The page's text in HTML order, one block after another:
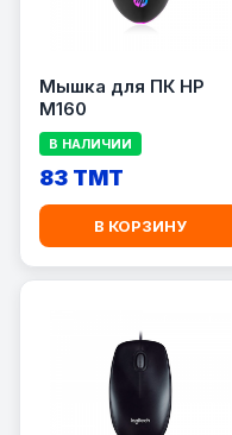
Мышка для ПК HP
M160
В НАЛИЧИИ
83 TMT
В КОРЗИНУ